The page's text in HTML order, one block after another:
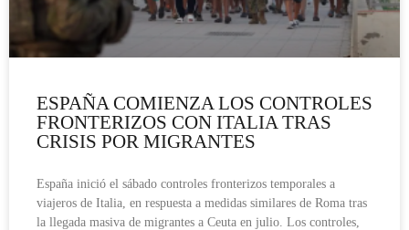
ESPAÑA COMIENZA LOS CONTROLES
FRONTERIZOS CON ITALIA TRAS
CRISIS POR MIGRANTES
España inició el sábado controles fronterizos temporales a
viajeros de Italia, en respuesta a medidas similares de Roma tras
la llegada masiva de migrantes a Ceuta en julio. Los controles,